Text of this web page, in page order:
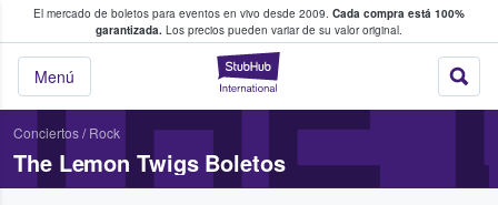
El mercado de boletos para eventos en vivo desde 2009. Cada compra está 100%
garantizada. Los precios pueden variar de su valor original.
StubHub: donde
Menú
fans compran y venden boletos
Conciertos/ Rock
The Lemon Twigs Boletos